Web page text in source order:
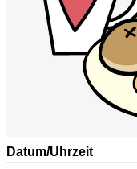
Datum/Uhrzeit